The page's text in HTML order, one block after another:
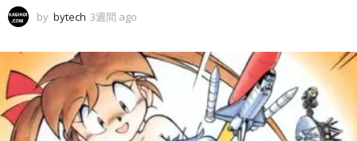
by bytech 3週間 ago
a
g
o